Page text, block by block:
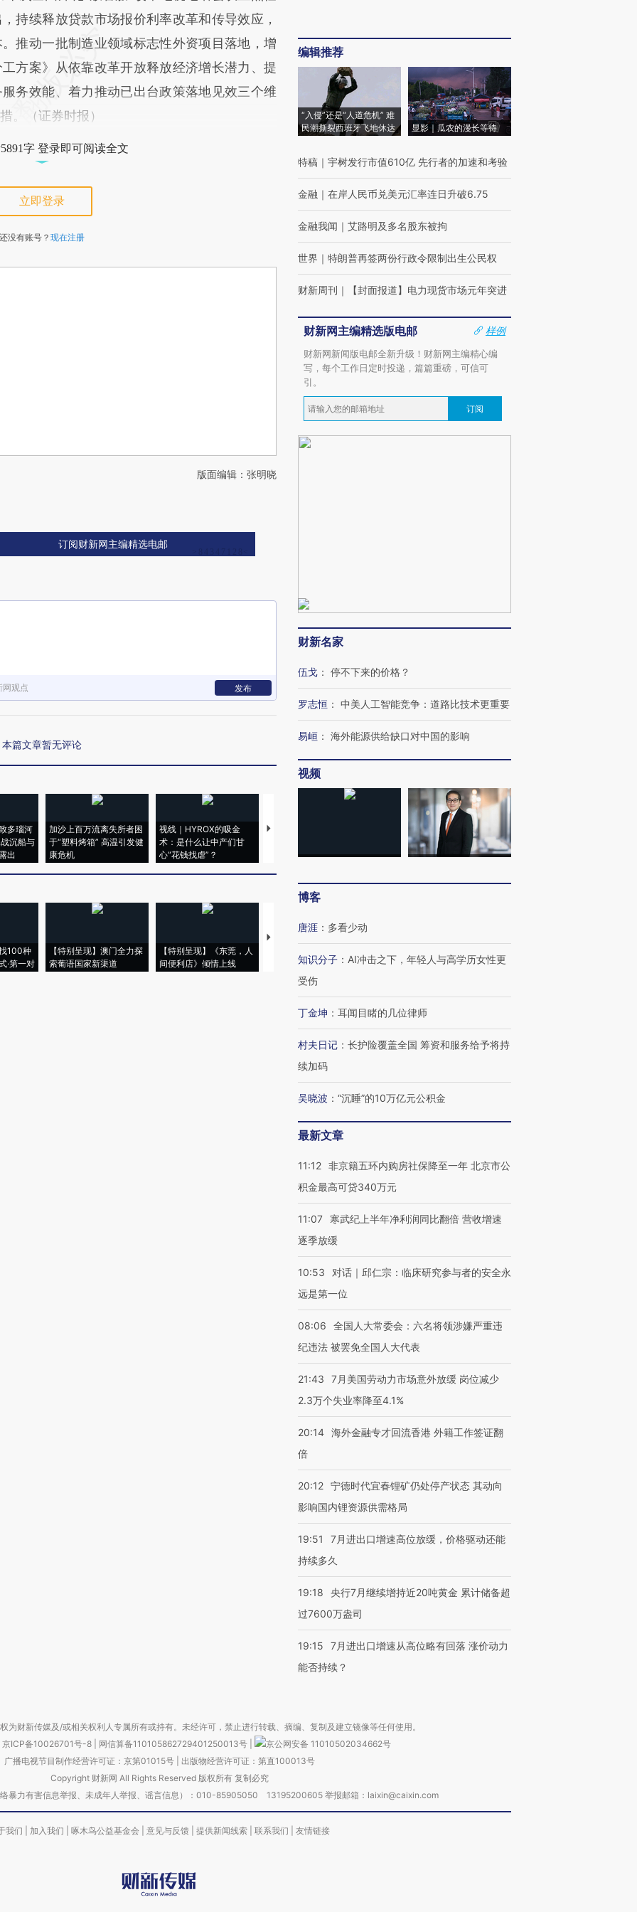
持续释放贷款市场报价利率改革和传导效应，
推动一批制造业领域标志性外资项目落地，增
方案》从依靠改革开放释放经济增长潜力、提
务效能、着力推动已出台政策落地见效三个维
。（证券时报）
字 登录即可阅读全文
立即登录
还没有账号？ 现在注册
版面编辑：张明晓
订阅财新网主编精选电邮
网观点 发布
本篇文章暂无评论
多瑙河
沉船与
出
加沙上百万流离失所者困
于“塑料烤箱” 高温引发健
康危机
视线｜HYROX的吸金
术：是什么让中产们甘
心“花钱找虐”？
马航飞行员跨国走私7万
视线｜被称为“蟑螂”的印
度Z世代 用街头抗争将教
育部长拱下台
视线｜“入侵”还是“人道危
机”？难民潮撕裂西班牙
飞地休达
100种
·第一对
【特别呈现】澳门全力探
索葡语国家新渠道
【特别呈现】《东莞，人
间便利店》倾情上线
【推广】走进第四届链博
有意思的生活方式·第三对
住三大增长引擎是什么？
编辑推荐
“入侵”还是“人道危机” 难
民潮撕裂西班牙飞地休达
显影｜瓜农的漫长等待
特稿 ｜ 宇树发行市值610亿 先行者的加速和考验
金融 ｜ 在岸人民币兑美元汇率连日升破6.75
金融我闻 ｜ 艾路明及多名股东被拘
世界 ｜ 特朗普再签两份行政令限制出生公民权
财新周刊 ｜ 【封面报道】电力现货市场元年突进
财新网主编精选版电邮
样例
财新网新闻版电邮全新升级！财新网主编精心编
写，每个工作日定时投递，篇篇重磅，可信可
引。
订阅
财新名家
伍戈 ： 停不下来的价格？
罗志恒 ： 中美人工智能竞争：道路比技术更重要
易峘 ： 海外能源供给缺口对中国的影响
视频
博客
唐涯 ： 多看少动
知识分子 ： AI冲击之下，年轻人与高学历女性更
受伤
丁金坤 ： 耳闻目睹的几位律师
村夫日记 ： 长护险覆盖全国 筹资和服务给予将持
续加码
吴晓波 ： “沉睡”的10万亿元公积金
最新文章
11:12 非京籍五环内购房社保降至一年 北京市公
积金最高可贷340万元
11:07
寒武纪上半年净利润同比翻倍 营收增速
逐季放缓
10:53
对话｜邱仁宗：临床研究参与者的安全永
远是第一位
08:06
全国人大常委会：六名将领涉嫌严重违
纪违法 被罢免全国人大代表
21:43
7月美国劳动力市场意外放缓 岗位减少
2.3万个失业率降至4.1%
20:14 海外金融专才回流香港 外籍工作签证翻
倍
20:12 宁德时代宜春锂矿仍处停产状态 其动向
影响国内锂资源供需格局
19:51
7月进出口增速高位放缓，价格驱动还能
持续多久
19:18
央行7月继续增持近20吨黄金 累计储备超
过7600万盎司
19:15
7月进出口增速从高位略有回落 涨价动力
能否持续？
为财新传媒及/或相关权利人专属所有或持有。未经许可，禁止进行转载、摘编、复制及建立镜像等任何使用。
京ICP备10026701号-8 网信算备110105862729401250013号
京公网安备 11010502034662号
广播电视节目制作经营许可证：京第01015号| 出版物经营许可证：第直100013号
Copyright 财新网 All Rights Reserved 版权所有 复制必究
暴力有害信息举报、未成年人举报、谣言信息）：010-85905050 13195200605 举报邮箱：laixin@caixin.com
我们 加入我们 啄木鸟公益基金会 意见与反馈 提供新闻线索 联系我们 友情链接